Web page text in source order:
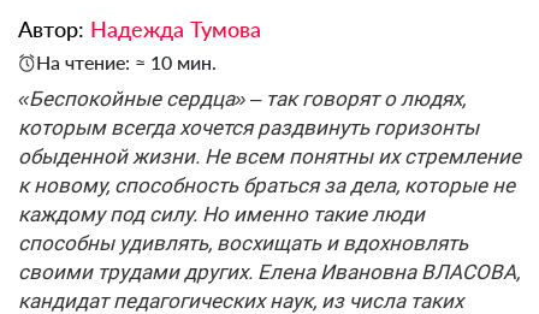
Автор: Надежда Тумова
На чтение: ≈ 10 мин.
«Беспокойные сердца» – так говорят о людях,
которым всегда хочется раздвинуть горизонты
обыденной жизни. Не всем понятны их стремление
к новому, способность браться за дела, которые не
каждому под силу. Но именно такие люди
способны удивлять, восхищать и вдохновлять
своими трудами других. Елена Ивановна ВЛАСОВА,
кандидат педагогических наук, из числа таких